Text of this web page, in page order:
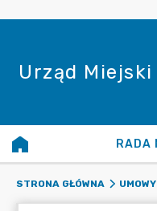
Urząd
RADA
STRONA GŁÓWNA UMOWY